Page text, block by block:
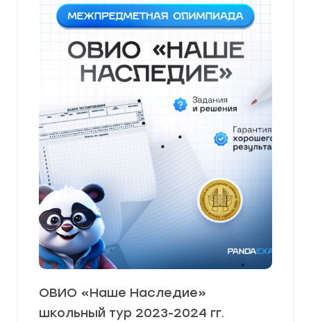
ОВИО «Наше Наследие»
школьный тур 2023-2024 гг.